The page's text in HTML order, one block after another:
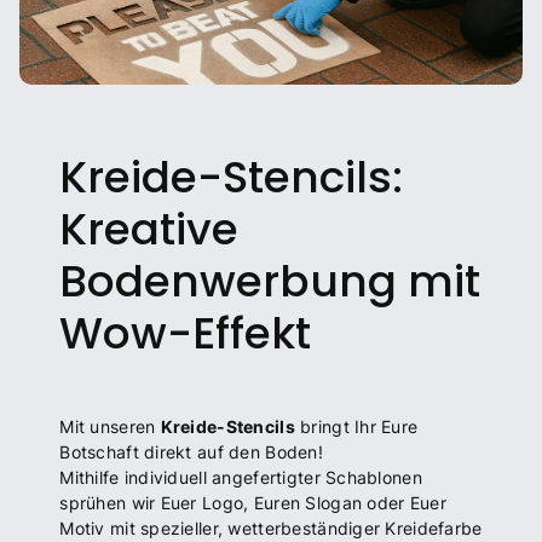
Kreide-Stencils:
Kreative
Bodenwerbung mit
Wow-Effekt
Mit unseren Kreide-Stencilsbringt Ihr Eure
Botschaft direkt auf den Boden!
Mithilfe individuell angefertigter Schablonen
sprühen wir Euer Logo, Euren Slogan oder Euer
Motiv mit spezieller, wetterbeständiger Kreidefarbe